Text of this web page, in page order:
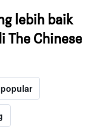
lebih baik
The Chinese